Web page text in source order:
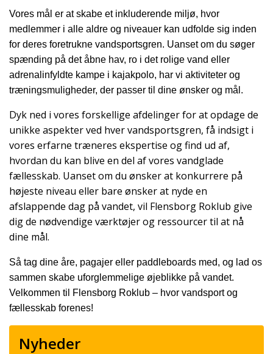
Vores mål er at skabe et inkluderende miljø, hvor
medlemmer i alle aldre og niveauer kan udfolde sig inden
for deres foretrukne vandsportsgren. Uanset om du søger
spænding på det åbne hav, ro i det rolige vand eller
adrenalinfyldte kampe i kajakpolo, har vi aktiviteter og
træningsmuligheder, der passer til dine ønsker og mål.
Dyk ned i vores forskellige afdelinger for at opdage de
unikke aspekter ved hver vandsportsgren, få indsigt i
vores erfarne træneres ekspertise og find ud af,
hvordan du kan blive en del af vores vandglade
fællesskab. Uanset om du ønsker at konkurrere på
højeste niveau eller bare ønsker at nyde en
afslappende dag på vandet, vil Flensborg Roklub give
dig de nødvendige værktøjer og ressourcer til at nå
dine mål.
Så tag dine åre, pagajer eller paddleboards med, og lad os
sammen skabe uforglemmelige øjeblikke på vandet.
Velkommen til Flensborg Roklub – hvor vandsport og
fællesskab forenes!
Nyheder